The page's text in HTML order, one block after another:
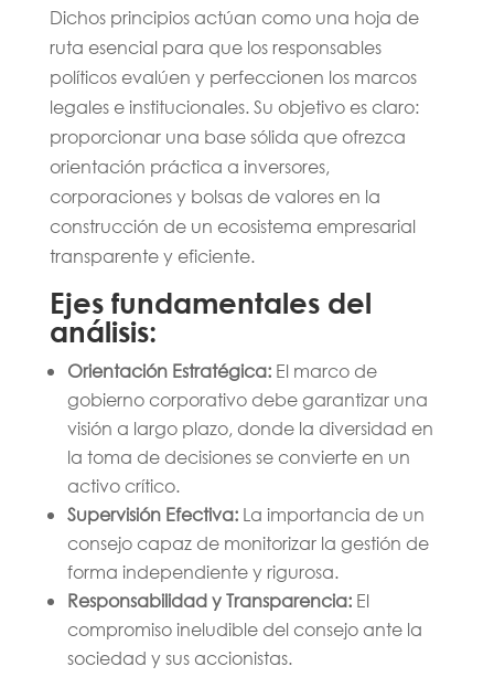
Dichos principios actúan como una hoja de
ruta esencial para que los responsables
políticos evalúen y perfeccionen los marcos
legales e institucionales. Su objetivo es claro:
proporcionar una base sólida que ofrezca
orientación práctica a inversores,
corporaciones y bolsas de valores en la
construcción de un ecosistema empresarial
transparente y eficiente.
Ejes fundamentales del
análisis:
Orientación Estratégica:El marco de
gobierno corporativo debe garantizar una
visión a largo plazo, donde la diversidad en
la toma de decisiones se convierte en un
activo crítico.
Supervisión Efectiva:La importancia de un
consejo capaz de monitorizar la gestión de
forma independiente y rigurosa.
Responsabilidad y Transparencia:El
compromiso ineludible del consejo ante la
sociedad y sus accionistas.